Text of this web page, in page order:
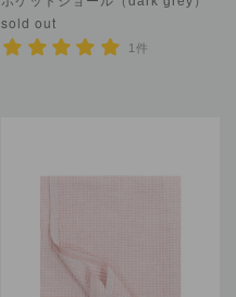
sold out
1件